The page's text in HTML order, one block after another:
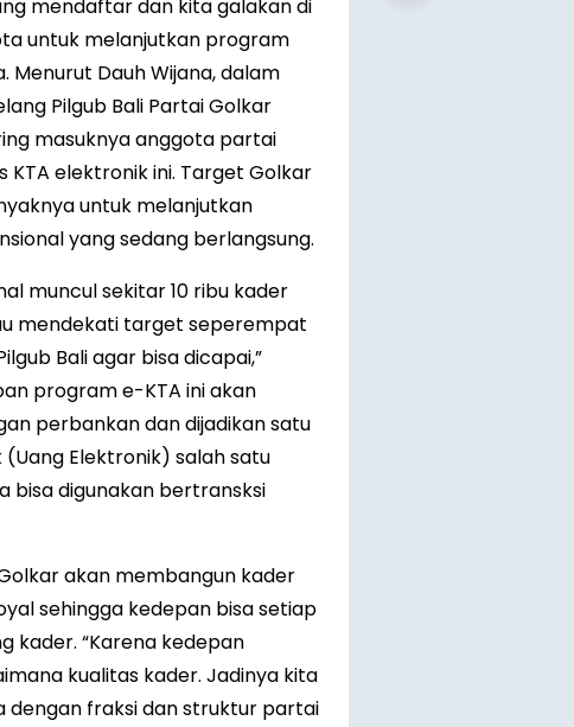
mendaftar dan kita galakan di
untuk melanjutkan program
Menurut Dauh Wijana, dalam
Pilgub Bali Partai Golkar
masuknya anggota partai
KTA elektronik ini. Target Golkar
untuk melanjutkan
yang sedang berlangsung.
muncul sekitar 10 ribu kader
mendekati target seperempat
Bali agar bisa dicapai,”
program e-KTA ini akan
perbankan dan dijadikan satu
(Uang Elektronik) salah satu
bisa digunakan bertransksi
akan membangun kader
sehingga kedepan bisa setiap
kader. “Karena kedepan
kualitas kader. Jadinya kita
dengan fraksi dan struktur partai